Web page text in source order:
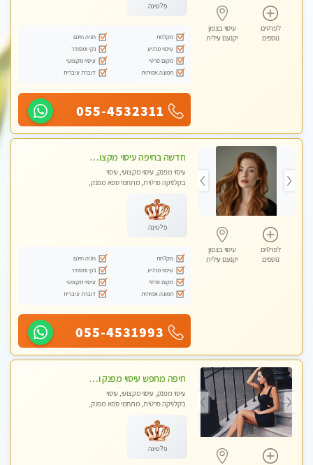
לפרטים
נוספים
עיסוי בצפון
יקנעם עילית
פלטינה
מקלחת
חניה חינם
עיסוי מרגיע
נקי ומסודר
מקום פרטי
עיסוי מקצועי
תמונה אמיתית
דוברת עיברית
055-4532311
לפרטים
נוספים
עיסוי בצפון
יקנעם עילית
חדשה בחיפה עיסוי מקצועי מזמינה אותך למסאז' באווירה נעימה ומרגיע לנפש.+ אבנים חמות וכוסות רוח מומלץ מאוד
עיסוי מפנק, עיסוי מקצועי, עיסוי
בקלניקה פרטית, מתחמי ספא מפנק,
פלטינה
מקלחת
חניה חינם
עיסוי מרגיע
נקי ומסודר
מקום פרטי
עיסוי מקצועי
תמונה אמיתית
דוברת עיברית
055-4531993
חיפה מחפש עיסוי מפנק ומרגיע ?
עיסוי מפנק, עיסוי מקצועי, עיסוי
בקלניקה פרטית, מתחמי ספא מפנק,
פלטינה